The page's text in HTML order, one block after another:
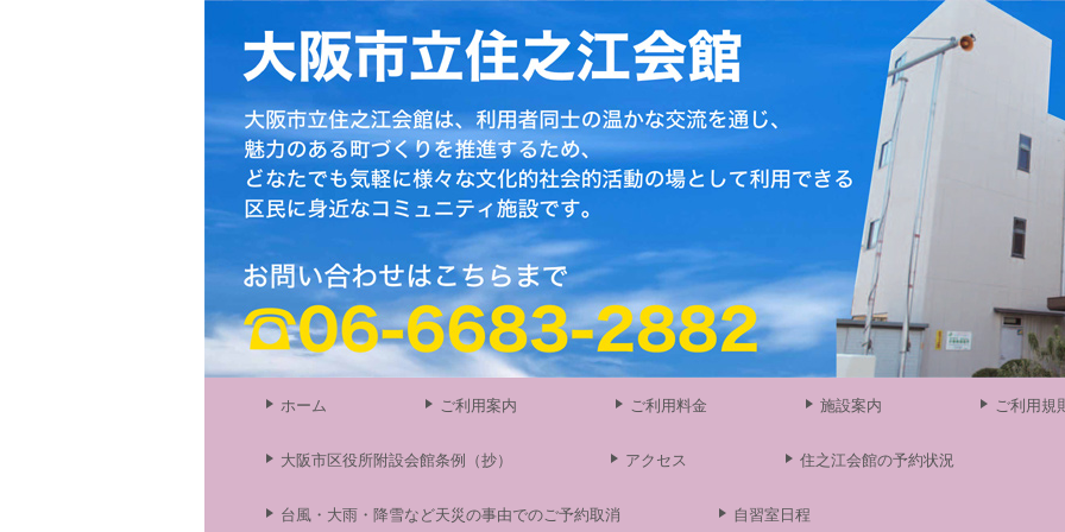
ホーム ご利用案内 ご利用料金 施設案内 ご利用規
大阪市区役所附設会館条例（抄） アクセス 住之江会館の予約状況
台風・大雨・降雪など天災の事由でのご予約取消 自習室日程